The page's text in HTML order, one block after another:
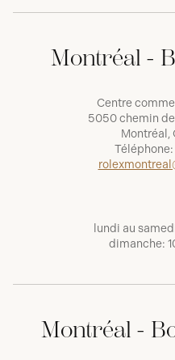
Montréal -
Centre
5050 chemin
Montréal,
Téléphone:
lundi au
dimanche:
Montréal -